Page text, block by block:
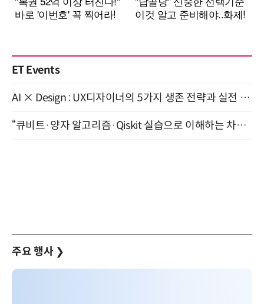
ET Events
AI × Design : UX디자이너의 5가지 생존 전략과 실전 대응 8월 28일 개최
“큐비트·양자 알고리즘·Qiskit 실습으로 이해하는 차세대 컴퓨팅” (8/28)
주요 행사 ❯